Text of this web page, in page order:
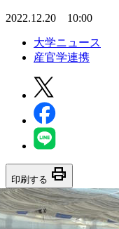
2022.12.20 10:00
大学ニュース
産官学連携
印刷する print